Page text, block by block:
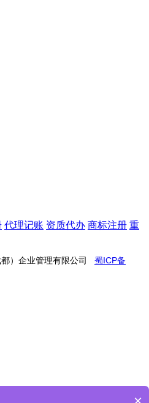
代理记账 资质代办 商标注册 重
）企业管理有限公司 蜀ICP备